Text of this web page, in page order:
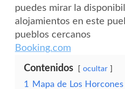
puedes mirar la
alojamientos en este
pueblos cercanos
Booking.com
Contenidos ocultar
1
Mapa de Los Horcones